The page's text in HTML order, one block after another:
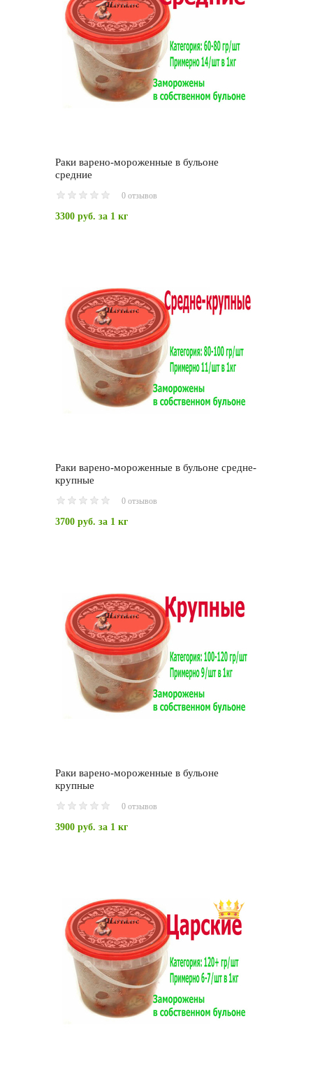
Раки варено-мороженные в бульоне
средние
0 отзывов
3300 руб. за 1 кг
Раки варено-мороженные в бульоне средне-
крупные
0 отзывов
3700 руб. за 1 кг
Раки варено-мороженные в бульоне
крупные
0 отзывов
3900 руб. за 1 кг